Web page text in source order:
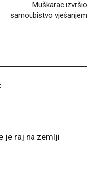
Muškarac izvršio
samoubistvo vješanjem
je raj na zemlji